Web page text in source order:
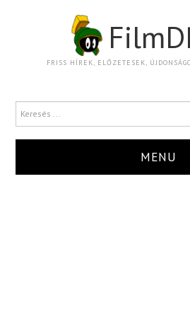
FRISS HÍREK, ELŐZETESEK,
MENU